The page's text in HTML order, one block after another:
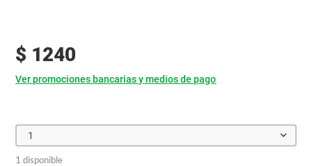
$ 1240
Ver promociones bancarias y medios de pago
1
1 disponible